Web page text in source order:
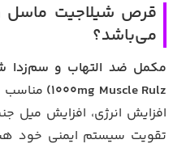
قرص شیلاجیت ماسل
می‌باشد؟
1000mg Muscle Rulz) مناسب
افزایش انرژی، افزایش میل
تقویت سیستم ایمنی خود